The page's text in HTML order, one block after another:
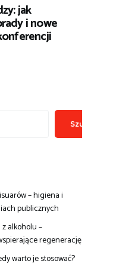
jak
i nowe
Szukaj
– higiena i
publicznych
alkoholu –
regenerację
warto je stosować?